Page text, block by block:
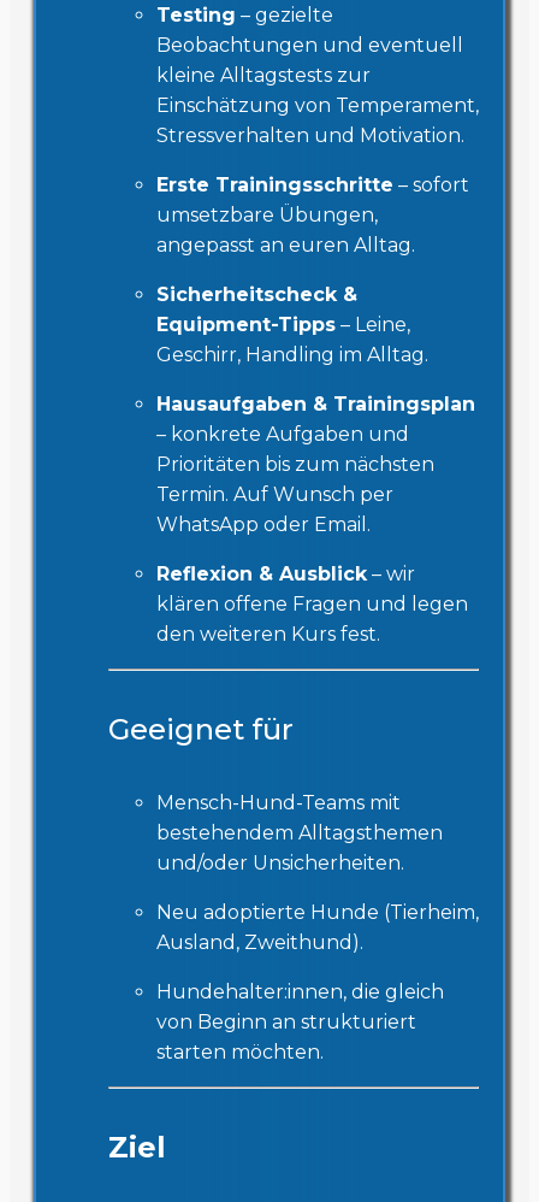
Testing – gezielte
Beobachtungen und eventuell
kleine Alltagstests zur
Einschätzung von Temperament,
Stressverhalten und Motivation.
Erste Trainingsschritte – sofort
umsetzbare Übungen,
angepasst an euren Alltag.
Sicherheitscheck &
Equipment-Tipps – Leine,
Geschirr, Handling im Alltag.
Hausaufgaben & Trainingsplan
– konkrete Aufgaben und
Prioritäten bis zum nächsten
Termin. Auf Wunsch per
WhatsApp oder Email.
Reflexion & Ausblick– wir
klären offene Fragen und legen
den weiteren Kurs fest.
Geeignet für
Mensch-Hund-Teams mit
bestehendem Alltagsthemen
und/oder Unsicherheiten.
Neu adoptierte Hunde (Tierheim,
Ausland, Zweithund).
Hundehalter:innen, die gleich
von Beginn an strukturiert
starten möchten.
Ziel